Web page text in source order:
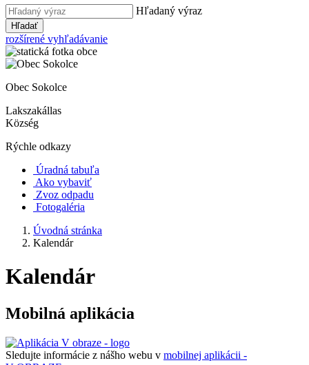
Hľadaný výraz
Hľadať
rozšírené vyhľadávanie
Obec Sokolce
Lakszakállas
Község
Rýchle odkazy
Úradná tabuľa
Ako vybaviť
Zvoz odpadu
Fotogaléria
Úvodná stránka
Kalendár
Kalendár
Mobilná aplikácia
Sledujte informácie z nášho webu v mobilnej aplikácii -